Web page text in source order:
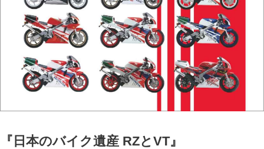
『日本のバイク遺産 RZとVT』